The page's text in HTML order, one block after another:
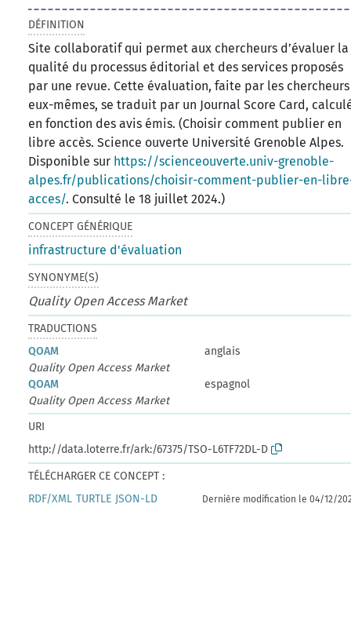
DÉFINITION
Site collaboratif qui permet aux chercheurs d’évaluer la
qualité du processus éditorial et des services proposés
par une revue. Cette évaluation, faite par les chercheurs
eux-mêmes, se traduit par un Journal Score Card,
en fonction des avis émis. (Choisir comment publier en
libre accès. Science ouverte Université Grenoble Alpes.
Disponible sur https://scienceouverte.univ-grenoble-
alpes.fr/publications/choisir-comment-publier-en-
acces/. Consulté le 18 juillet 2024.)
CONCEPT GÉNÉRIQUE
infrastructure d'évaluation
SYNONYME(S)
Quality Open Access Market
TRADUCTIONS
QOAM
anglais
Quality Open Access Market
QOAM
espagnol
Quality Open Access Market
URI
http://data.loterre.fr/ark:/67375/TSO-L6TF72DL-D
TÉLÉCHARGER CE CONCEPT :
RDF/XML TURTLE JSON-LD Dernière modification le 04/12/